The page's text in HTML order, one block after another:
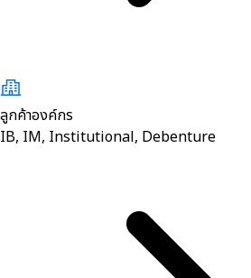
ลูกค้าองค์กร
IB, IM, Institutional, Debenture